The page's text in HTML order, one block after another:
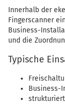
Innerhalb der
Fingerscanner
Business-
und die
Typische
Business-